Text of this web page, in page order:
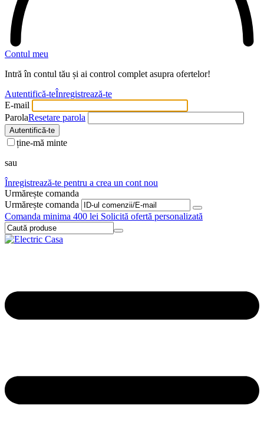
Contul meu
Intră în contul tău și ai control complet asupra ofertelor!
Autentifică-teÎnregistrează-te
E-mail
ParolaResetare parola
Autentifică-te
ține-mă minte
sau
Înregistrează-te pentru a crea un cont nou
Urmărește comanda
Urmărește comanda
Comanda minima 400 lei Solicită ofertă personalizată